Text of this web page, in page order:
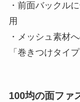
・前面バックル
用
・メッシュ素材
「巻きつけタイ
100均の面ファ